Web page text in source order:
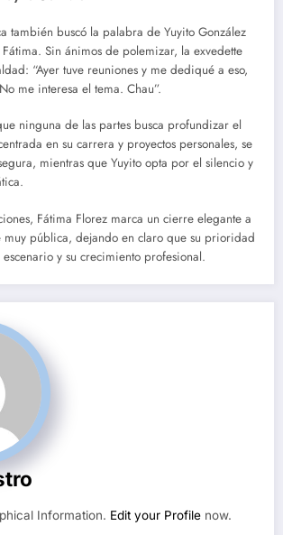
también buscó la palabra de Yuyito González
Sin ánimos de polemizar, la exvedette
“Ayer tuve reuniones y me dediqué a eso,
me interesa el tema. Chau”.
ninguna de las partes busca profundizar el
en su carrera y proyectos personales, se
mientras que Yuyito opta por el silencio y
Fátima Florez marca un cierre elegante a
muy pública, dejando en claro que su prioridad
y su crecimiento profesional.
Information. Edit your Profile now.